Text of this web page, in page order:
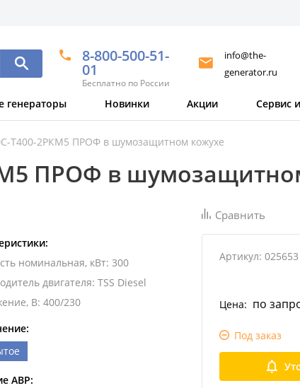
8-800-500-51-
01
Бесплатно по России
info@the-
generator.ru
генераторы Новинки Акции Сервис
Т400-2РКМ5 ПРОФ в шумозащитном кожухе
ПРОФ в
номинальная, кВт: 300
двигателя: TSS Diesel
В: 400/230
АВР:
Сравнить
Артикул: 025653
Цена: по
Под заказ